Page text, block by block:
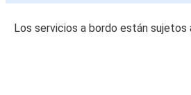
Los servicios a bordo están sujetos